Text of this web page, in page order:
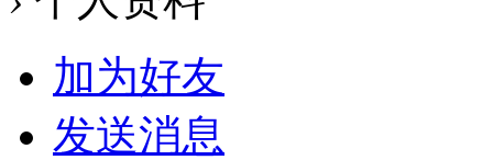
加为好友
发送消息